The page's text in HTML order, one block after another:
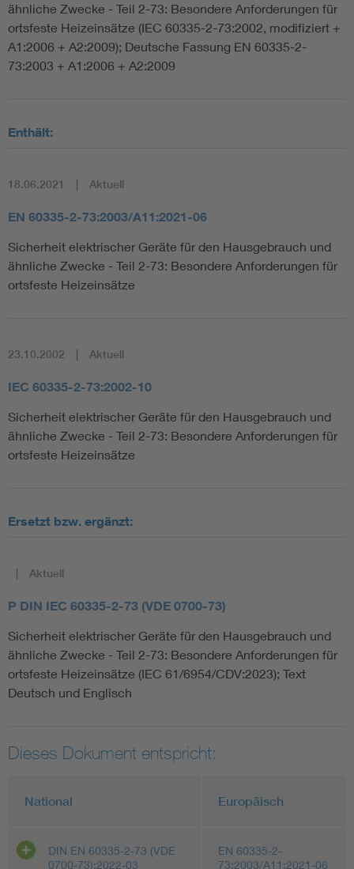
ähnliche Zwecke - Teil 2-73: Besondere Anforderungen für
ortsfeste Heizeinsätze (IEC 60335-2-73:2002, modifiziert +
A1:2006 + A2:2009); Deutsche Fassung EN 60335-2-
73:2003 + A1:2006 + A2:2009
Enthält:
18.06.2021 Aktuell
EN 60335-2-73:2003/A11:2021-06
Sicherheit elektrischer Geräte für den Hausgebrauch und
ähnliche Zwecke - Teil 2-73: Besondere Anforderungen für
ortsfeste Heizeinsätze
23.10.2002 Aktuell
IEC 60335-2-73:2002-10
Sicherheit elektrischer Geräte für den Hausgebrauch und
ähnliche Zwecke - Teil 2-73: Besondere Anforderungen für
ortsfeste Heizeinsätze
Ersetzt bzw. ergänzt:
Aktuell
P DIN IEC 60335-2-73 (VDE 0700-73)
Sicherheit elektrischer Geräte für den Hausgebrauch und
ähnliche Zwecke - Teil 2-73: Besondere Anforderungen für
ortsfeste Heizeinsätze (IEC 61/6954/CDV:2023); Text
Deutsch und Englisch
Dieses Dokument entspricht:
National Europäisch
DIN EN 60335-2-73 (VDE
0700-73):2022-03
EN 60335-2-
73:2003/A11:2021-06